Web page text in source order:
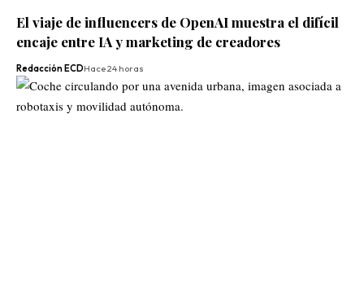
El viaje de influencers de OpenAI muestra el difícil
encaje entre IA y marketing de creadores
Redacción ECDHace 24 horas